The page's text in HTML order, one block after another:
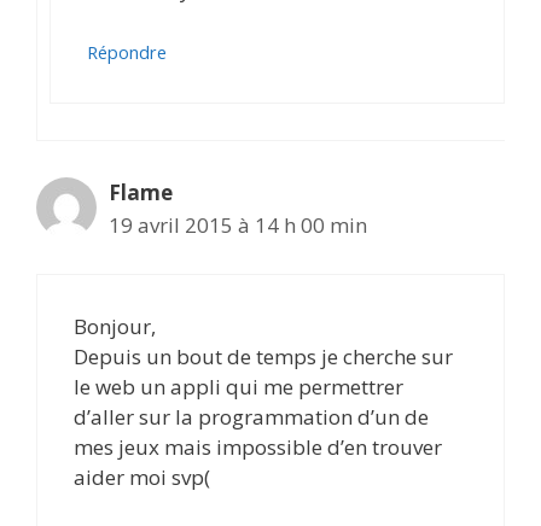
Répondre
Flame
19 avril 2015 à 14 h 00 min
Bonjour,
Depuis un bout de temps je cherche sur
le web un appli qui me permettrer
d’aller sur la programmation d’un de
mes jeux mais impossible d’en trouver
aider moi svp(